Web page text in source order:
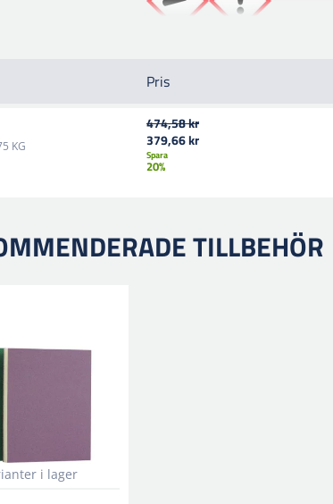
Torktid:
Vid 60°C: 5 minuter
Förvaringsanvisningar:
direkt solljus. Håll
Pris
KG
474,58 kr
379,66 kr
Spara
20%
TILLBEHÖR
i lager